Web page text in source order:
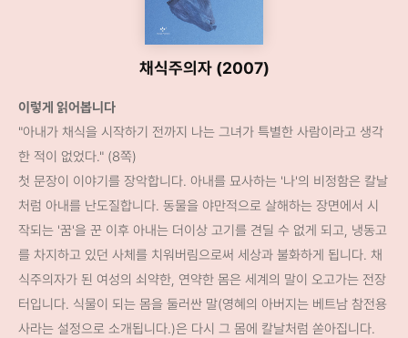
채식주의자 (2007)
이렇게 읽어봅니다
"아내가 채식을 시작하기 전까지 나는 그녀가 특별한 사람이라고 생각
한 적이 없었다." (8쪽)
첫 문장이 이야기를 장악합니다. 아내를 묘사하는 '나'의 비정함은 칼날
처럼 아내를 난도질합니다. 동물을 야만적으로 살해하는 장면에서 시
작되는 '꿈'을 꾼 이후 아내는 더이상 고기를 견딜 수 없게 되고, 냉동고
를 차지하고 있던 사체를 치워버림으로써 세상과 불화하게 됩니다. 채
식주의자가 된 여성의 쇠약한, 연약한 몸은 세계의 말이 오고가는 전장
터입니다. 식물이 되는 몸을 둘러싼 말(영혜의 아버지는 베트남 참전용
사라는 설정으로 소개됩니다.)은 다시 그 몸에 칼날처럼 쏟아집니다.